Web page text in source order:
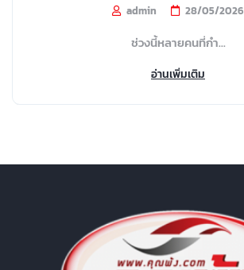
admin 28/05/2026
ช่วงนี้หลายคนที่กำ...
อ่านเพิ่มเติม